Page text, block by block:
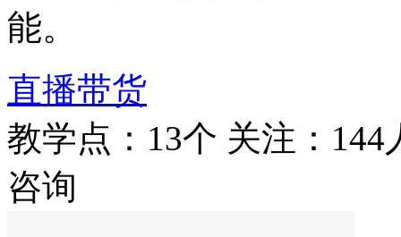
能。
直播带货
教学点：13个 关注：144
咨询